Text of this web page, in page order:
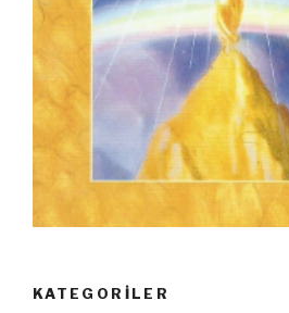
KATEGORILER